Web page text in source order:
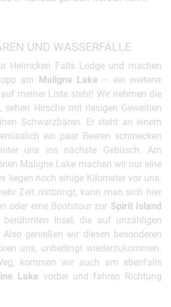
UND WASSERFÄLLE
Helmcken Falls Lodge und machen
am Maligne Lake – ein weiterer
meiner Liste steht! Wir nehmen die
sehen Hirsche mit riesigen Geweihen
Schwarzbären. Er steht an einem
ein paar Beeren schmecken
uns ins nächste Gebüsch. Am
Maligne Lake machen wir nur eine
liegen noch einige Kilometer vor uns.
Zeit mitbringt, kann man sich hier
oder eine Bootstour zur Spirit Island
berühmten Insel, die auf unzähligen
genießen wir diesen besonderen
uns, unbedingt wiederzukommen.
kommen wir auch am ebenfalls
Lake vorbei und fahren Richtung